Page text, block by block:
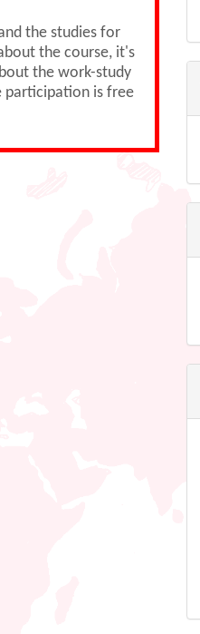
the studies for
the course, it's
the work-study
participation is free